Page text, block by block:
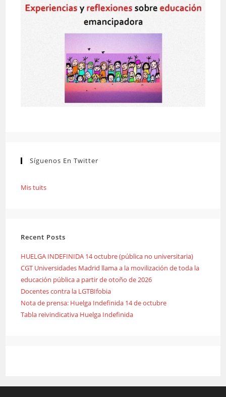
Síguenos En Twitter
Mis tuits
Recent Posts
HUELGA INDEFINIDA 14 octubre (pública no universitaria)
CGT Universidades Madrid llama a la movilización de toda la
educación pública a partir de otoño de 2026
Docentes contra la LGTBIfobia
Nota de prensa: Huelga Indefinida 14 de octubre
Tabla reivindicativa Huelga Indefinida